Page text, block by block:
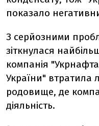
показало
З серйозними
зіткнулася
компанія
України" втратила
родовище, де
діяльність.